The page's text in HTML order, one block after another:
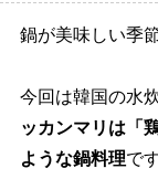
鍋が美味しい季
今回は韓国の水
ッカンマリは「
ような鍋料理で